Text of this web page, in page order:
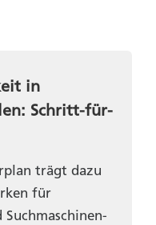
in
Schritt-für-
trägt dazu
für